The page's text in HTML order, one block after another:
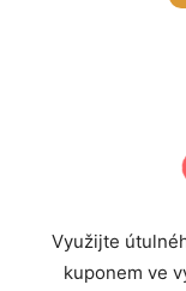
Využijte
kuponem ve